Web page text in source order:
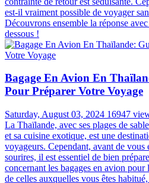
est-il vraiment possible de voyager
Découvrons ensemble la réponse
dessous !
Bagage En Avion En
Pour Préparer Votre Voyage
Saturday, August 03, 2024 16947
La Thaïlande, avec ses plages de
et sa cuisine exotique, est une
voyageurs. Cependant, avant de
sourires, il est essentiel de bien
concernant les bagages en avion
de celles auxquelles vous êtes